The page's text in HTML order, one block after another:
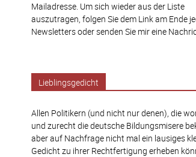
Mailadresse. Um sich wieder aus der Liste
auszutragen, folgen Sie dem Link am Ende
Newsletters oder senden Sie mir eine
Lieblingsgedicht
Allen Politikern (und nicht nur denen), die
und zurecht die deutsche Bildungsmisere
aber auf Nachfrage nicht mal ein lausiges
Gedicht zu ihrer Rechtfertigung erheben